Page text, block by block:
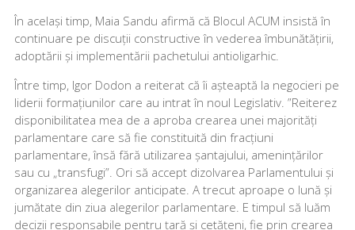
În același timp, Maia Sandu afirmă că Blocul ACUM insistă în
continuare pe discuții constructive în vederea îmbunătățirii,
adoptării și implementării pachetului antioligarhic.
Între timp, Igor Dodon a reiterat că îi așteaptă la negocieri pe
liderii formațiunilor care au intrat în noul Legislativ. ”Reiterez
disponibilitatea mea de a aproba crearea unei majorități
parlamentare care să fie constituită din fracțiuni
parlamentare, însă fără utilizarea șantajului, amenințărilor
sau cu „transfugi”. Ori să accept dizolvarea Parlamentului și
organizarea alegerilor anticipate. A trecut aproape o lună și
jumătate din ziua alegerilor parlamentare. E timpul să luăm
decizii responsabile pentru țară și cetățeni, fie prin crearea